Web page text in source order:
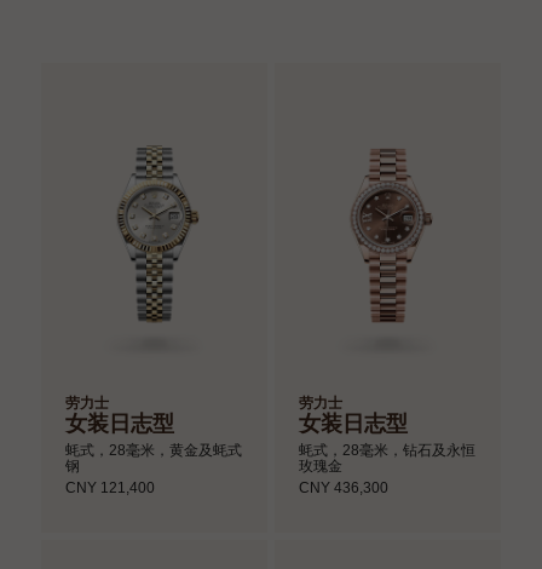
劳力士
女装日志型
蚝式，28毫米，黄金及蚝式
钢
CNY 121,400
劳力士
女装日志型
蚝式，28毫米，钻石及永恒
玫瑰金
CNY 436,300